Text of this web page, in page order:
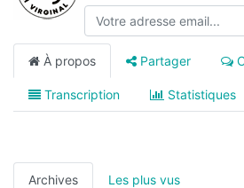
À propos Partager
Transcription Statistiques
Archives Les plus vus